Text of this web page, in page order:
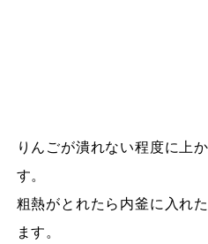
りんごが潰れない程度に上
す。
粗熱がとれたら内釜に入れ
ます。